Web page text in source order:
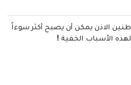
طنين الاذن يمكن أن يصبح أكثر سوءاً
لهذه الأسباب الخفية !